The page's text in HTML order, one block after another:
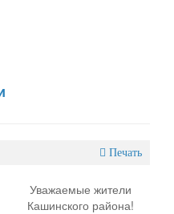
Печать
Уважаемые жители
Кашинского района!